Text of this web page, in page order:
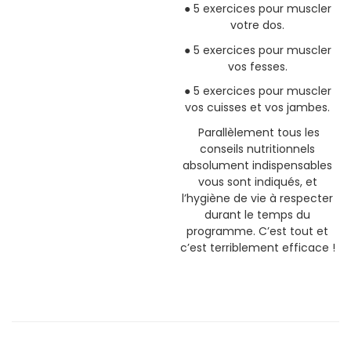
●5 exercices pour muscler
votre dos.
●5 exercices pour muscler
vos fesses.
●5 exercices pour muscler
vos cuisses et vos jambes.
Parallèlement tous les
conseils nutritionnels
absolument indispensables
vous sont indiqués, et
l’hygiène de vie à respecter
durant le temps du
programme. C’est tout et
c’est terriblement efficace !